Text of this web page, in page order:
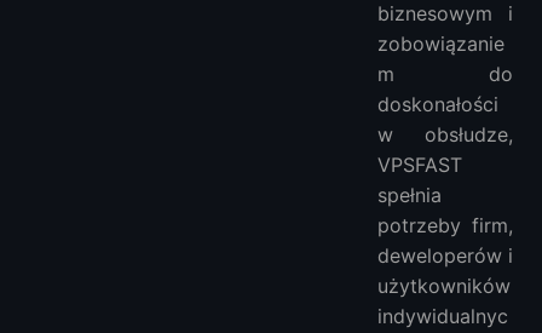
biznesowym i
zobowiązanie
m do
doskonałości
w obsłudze,
VPSFAST
spełnia
potrzeby firm,
deweloperów i
użytkowników
indywidualnyc